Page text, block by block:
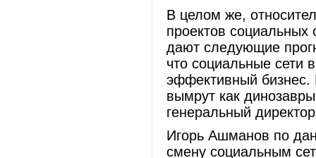
В целом же,
проектов социальных
дают следующие
что социальные сети
эффективный бизнес.
вымрут как
генеральный
Игорь Ашманов по
смену социальным